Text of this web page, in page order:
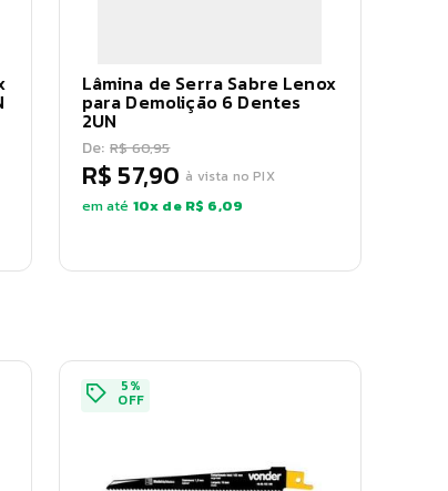
Lâmina de Serra Sabre Lenox
para Demolição 6 Dentes
2UN
De: R$ 60,95
R$ 57,90 à vista no PIX
em até 10x de R$ 6,09
5%
OFF